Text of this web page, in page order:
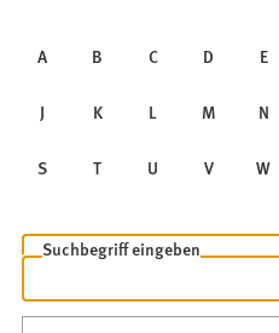
Suche
A B C D E
J K L M N
S T U V W
Freitextsuche
Suchbegriff eingeben